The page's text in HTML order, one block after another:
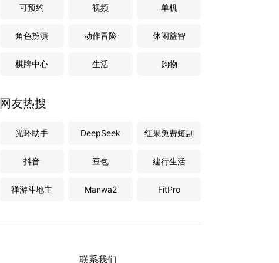
可预约 视频 单机
角色扮演 动作冒险 休闲益智
棋牌中心 生活 购物
网友热搜
光环助手 DeepSeek 红果免费短剧
抖音 豆包 建行生活
禅游斗地主 Manwa2 FitPro
联系我们